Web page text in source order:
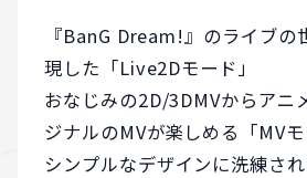
『BanG Dream!』のライブの
現した「Live2Dモード」
おなじみの2D/3DMVからアニ
ジナルのMVが楽しめる「MVモ
シンプルなデザインに洗練さ